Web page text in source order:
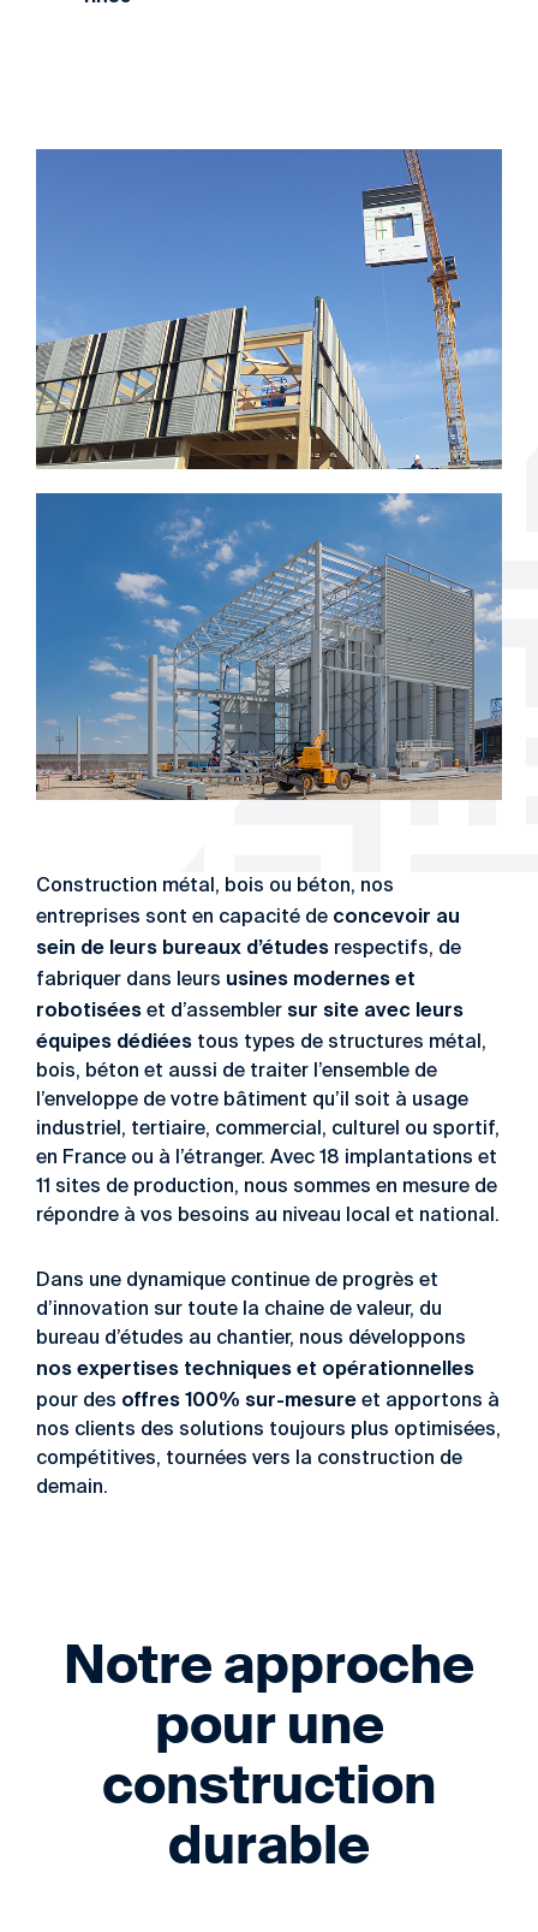
Construction métal, bois ou béton, nos
entreprises sont en capacité de concevoir au
sein de leurs bureaux d’études respectifs, de
fabriquer dans leurs usines modernes et
robotisées et d’assembler sur site avec leurs
équipes dédiées tous types de structures métal,
bois, béton et aussi de traiter l’ensemble de
l’enveloppe de votre bâtiment qu’il soit à usage
industriel, tertiaire, commercial, culturel ou sportif,
en France ou à l’étranger. Avec 18 implantations et
11 sites de production, nous sommes en mesure de
répondre à vos besoins au niveau local et national.
Dans une dynamique continue de progrès et
d’innovation sur toute la chaine de valeur, du
bureau d’études au chantier, nous développons
nos expertises techniques et opérationnelles
pour des offres 100% sur-mesure et apportons à
nos clients des solutions toujours plus optimisées,
compétitives, tournées vers la construction de
demain.
Notre approche
pour une
construction
durable